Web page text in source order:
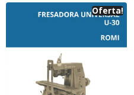
Oferta!